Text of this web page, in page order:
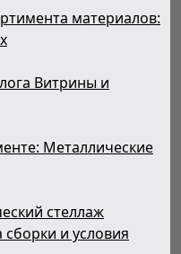
материалов:
Витрины и
Металлические
стеллаж
и условия